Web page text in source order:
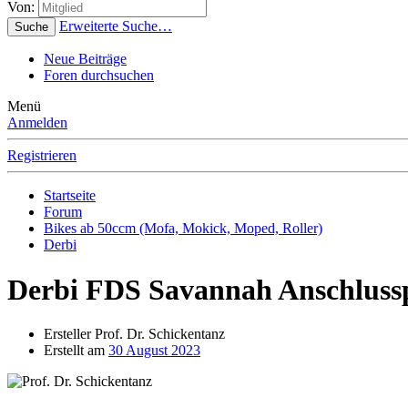
Von:
Suche Erweiterte Suche…
Neue Beiträge
Foren durchsuchen
Menü
Anmelden
Registrieren
Startseite
Forum
Bikes ab 50ccm (Mofa, Mokick, Moped, Roller)
Derbi
Derbi FDS Savannah
ErstellerProf. Dr. Schickentanz
Erstellt am 30 August 2023